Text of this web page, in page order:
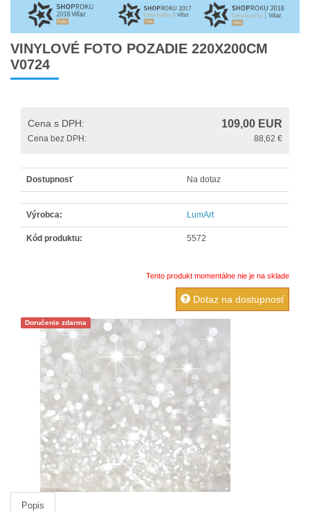
Brašne Batohy Púzdra
Čistenie optiky a snímačov
Diaľkové a káblové spúšte
Foto vodováhy
Makro príslušenstvo
Obaly do dažďa
Ostatné
Pamäťové karty, čítačky
Popruhy a remienky
Slnečné clony
Statívy Monopody Hlavy
ŠTÚDIO technika
Video DSLR
Výpredaj / bazár
VINYLOVÉ FOTO POZADIE 220X200CM
V0724
Cena s DPH: 109,00 EUR
Cena bez DPH: 88,62 €
Dostupnosť Na dotaz
Výrobca: LumArt
Kód produktu: 5572
Tento produkt momentálne nie je na sklade
Dotaz na dostupnosť
Doručenie zdarma
Popis